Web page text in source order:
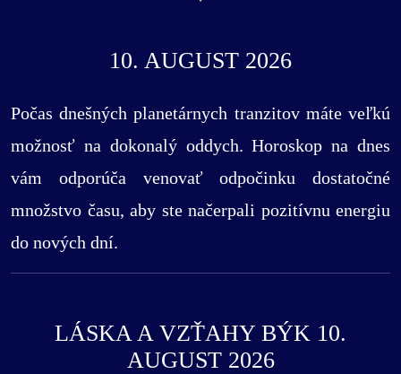
10. AUGUST 2026
Počas dnešných planetárnych tranzitov máte veľkú
možnosť na dokonalý oddych. Horoskop na dnes
vám odporúča venovať odpočinku dostatočné
množstvo času, aby ste načerpali pozitívnu energiu
do nových dní.
LÁSKA A VZŤAHY BÝK 10.
AUGUST 2026